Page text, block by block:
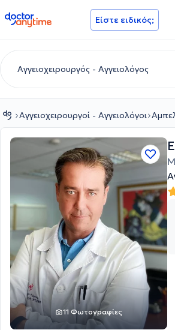
doctoranytime Είστε ειδικός;
Αγγειοχειρουργοί - Αγγειολόγοι
11 Φωτογραφίες